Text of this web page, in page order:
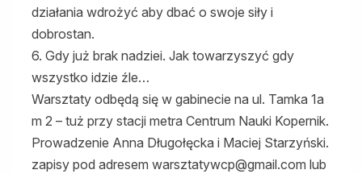
działania wdrożyć aby dbać o swoje siły i
dobrostan.
6. Gdy już brak nadziei. Jak towarzyszyć gdy
wszystko idzie źle…
Warsztaty odbędą się w gabinecie na ul. Tamka 1a
m 2 – tuż przy stacji metra Centrum Nauki Kopernik.
Prowadzenie Anna Długołęcka i Maciej Starzyński.
zapisy pod adresem warsztatywcp@gmail.com lub